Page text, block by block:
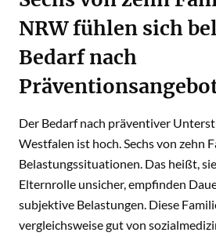
NRW fühlen sich
Bedarf nach
Der Bedarf nach präventiver
Westfalen ist hoch. Sechs von zehn
Belastungssituationen. Das heißt,
Elternrolle unsicher, empfinden
subjektive Belastungen. Diese
vergleichsweise gut von